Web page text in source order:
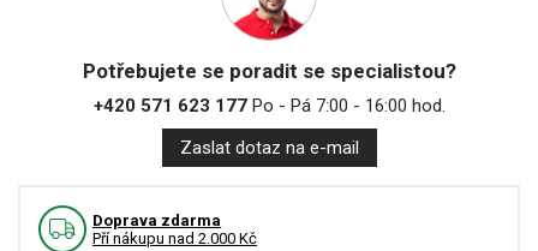
Potřebujete se poradit se specialistou?
+420 571 623 177Po - Pá 7:00 - 16:00 hod.
Zaslat dotaz na e-mail
Doprava zdarma
Pří nákupu nad 2.000 Kč